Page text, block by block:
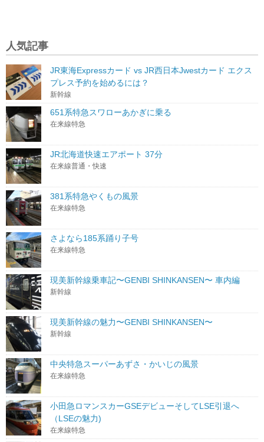
人気記事
JR東海Expressカード vs JR西日本Jwestカード エクス
プレス予約を始めるには？
新幹線
651系特急スワローあかぎに乗る
在来線特急
JR北海道快速エアポート 37分
在来線普通・快速
381系特急やくもの風景
在来線特急
さよなら185系踊り子号
在来線特急
現美新幹線乗車記〜GENBI SHINKANSEN〜 車内編
新幹線
現美新幹線の魅力〜GENBI SHINKANSEN〜
新幹線
中央特急スーパーあずさ・かいじの風景
在来線特急
小田急ロマンスカーGSEデビューそしてLSE引退へ
（LSEの魅力)
在来線特急